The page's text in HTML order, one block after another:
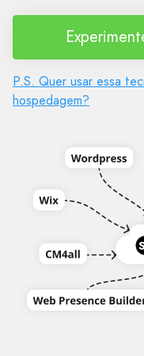
P.S. Quer usar essa
hospedagem?